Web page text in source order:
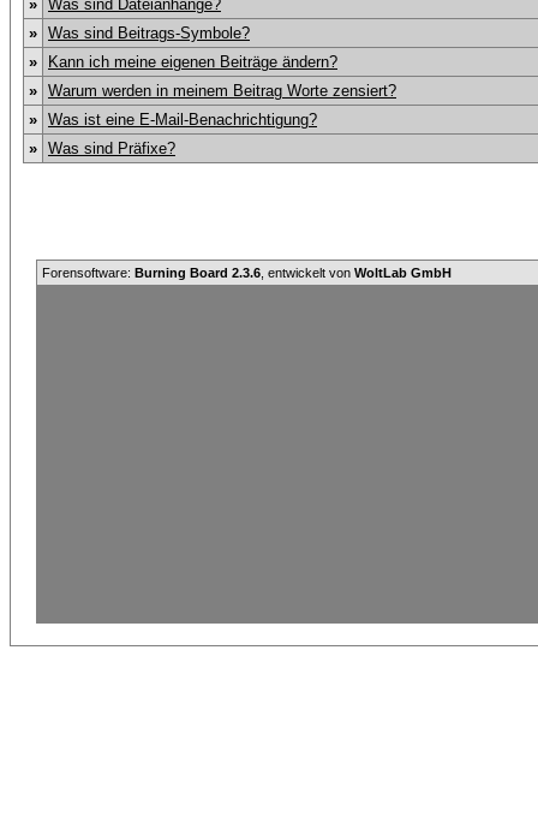
» Was sind Dateianhänge?
» Was sind Beitrags-Symbole?
»
Kann ich meine eigenen Beiträge ändern?
» Warum werden in meinem Beitrag Worte zensiert?
» Was ist eine E-Mail-Benachrichtigung?
» Was sind Präfixe?
Forensoftware: Burning Board 2.3.6 , entwickelt von WoltLab GmbH